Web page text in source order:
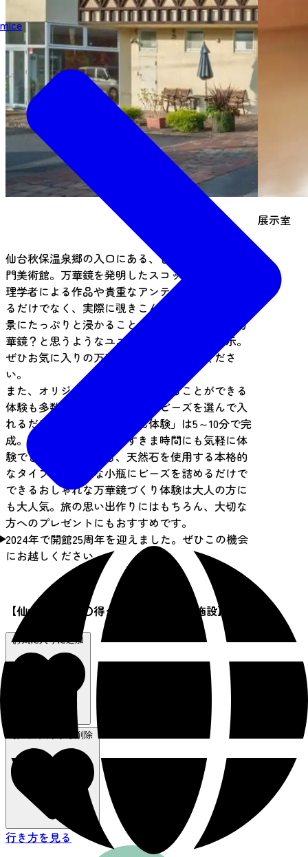
mice
展示室
仙台秋保温泉郷の入口にある、世界初の万華鏡専
門美術館。万華鏡を発明したスコットランドの物
理学者による作品や貴重なアンティークを見学す
るだけでなく、実際に覗きこんで、煌びやかな光
景にたっぷりと浸かることができます。これも万
華鏡？と思うようなユニークな作品も多数展示。
ぜひお気に入りの万華鏡を見つけてみてくださ
い。
また、オリジナルの万華鏡をつくることができる
体験も多数ご用意。好きな筒とビーズを選んで入
れるだけでできる「かんたん体験」は5～10分で完
成。小さなお子様や旅のすきま時間にも気軽に体
験できます。ほかにも、天然石を使用する本格的
なタイプや、小さな小瓶にビーズを詰めるだけで
できるおしゃれな万華鏡づくり体験は大人の方に
も大人気。旅の思い出作りにはもちろん、大切な
方へのプレゼントにもおすすめです。
2024年で開館25周年を迎えました。ぜひこの機会
にお越しください。
【仙台西部地区〇得クーポン 利用対象施設】
お気に入りに追加
お気に入りから削除
行き方を見る